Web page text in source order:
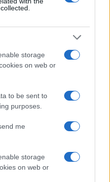
storage
on web or
to be sent to
purposes.
me
storage
on web or
S
a
re